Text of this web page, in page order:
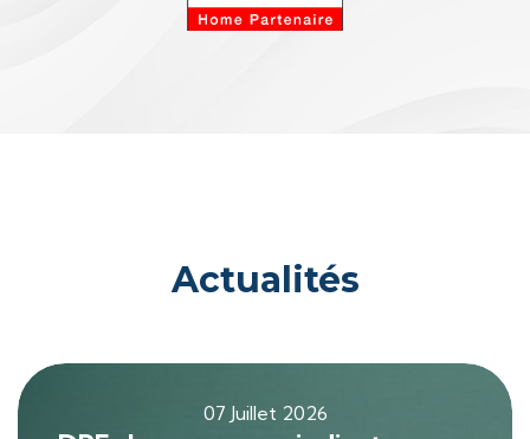
Actualités
07 Juillet 2026